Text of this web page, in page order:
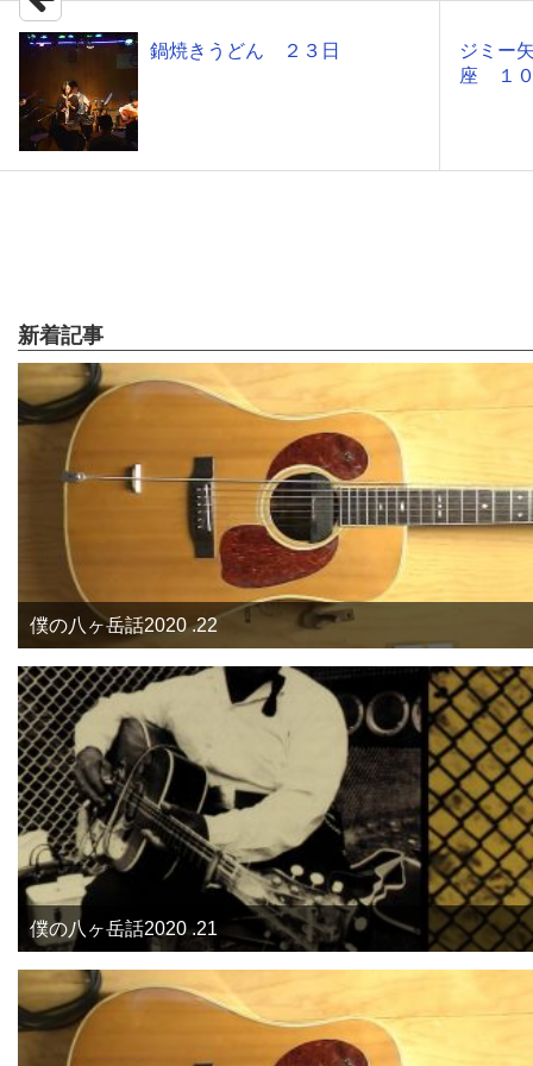
鍋焼きうどん ２３日
ジミー
座 １
新着記事
僕の八ヶ岳話2020 .22
僕の八ヶ岳話2020 .21